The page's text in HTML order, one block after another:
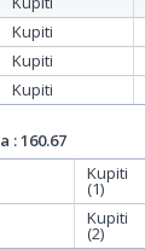
Kupiti
Kupiti
Kupiti
: 160.67
Kupiti
(1)
Kupiti
(2)